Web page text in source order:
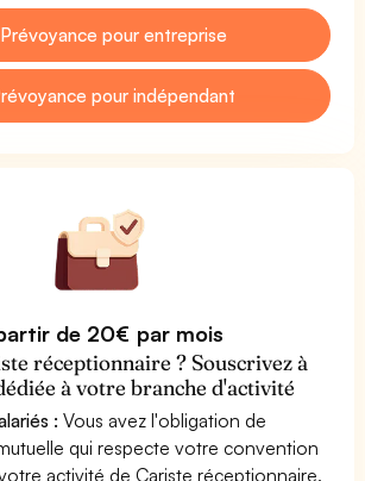
Prévoyance pour entreprise
pour indépendant
de 20€ par mois
réceptionnaire ? Souscrivez à
à votre branche d'activité
: Vous avez l'obligation de
qui respecte votre convention
activité de Cariste réceptionnaire.